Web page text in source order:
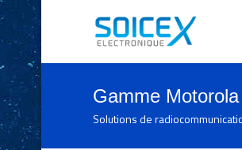
Gamme
Solutions de